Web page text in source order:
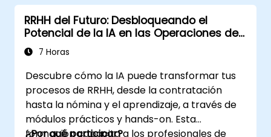
RRHH del Futuro: Desbloqueando el
Potencial de la IA en las Operaciones de
Personas
7 Horas
Descubre cómo la IA puede transformar tus
procesos de RRHH, desde la contratación
hasta la nómina y el aprendizaje, a través de
módulos prácticos y hands-on. Esta
formación capacita a los profesionales de
¿Por qué participar?